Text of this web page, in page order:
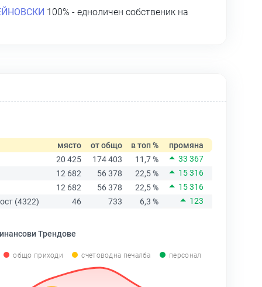
100% - едноличен собственик на
място от общо в топ %
промяна
20 425
174 403 11,7 %
33 367
12 682
56 378 22,5 %
15 316
12 682
56 378 22,5 %
15 316
(4322)
46 733 6,3 % 123
Трендове
общо приходи счетоводна печалба персонал